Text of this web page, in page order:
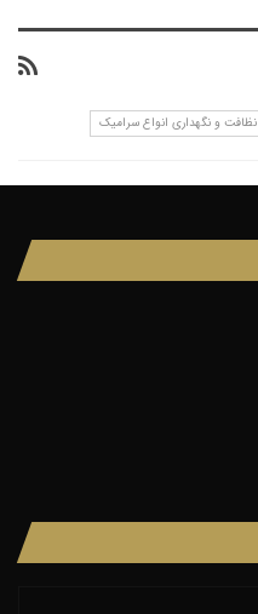
نظافت و نگهداری انواع سرامیک